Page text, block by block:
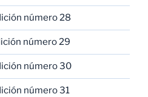
número 28
número 29
número 30
número 31